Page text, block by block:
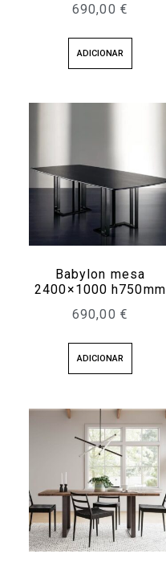
690,00 €
ADICIONAR
Babylon mesa
2400×1000 h750mm
690,00 €
ADICIONAR